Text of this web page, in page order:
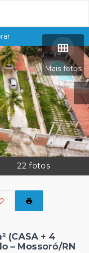
Mais fotos
22 fotos
(CASA + 4
– Mossoró/RN